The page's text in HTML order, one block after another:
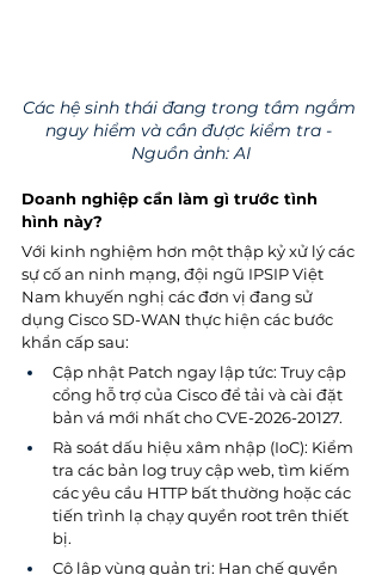
Các hệ sinh thái đang trong tầm ngắm
nguy hiểm và cần được kiểm tra -
Nguồn ảnh: AI
Doanh nghiệp cần làm gì trước tình
hình này?
Với kinh nghiệm hơn một thập kỷ xử lý các
sự cố an ninh mạng, đội ngũ IPSIP Việt
Nam khuyến nghị các đơn vị đang sử
dụng Cisco SD-WAN thực hiện các bước
khẩn cấp sau:
Cập nhật Patch ngay lập tức: Truy cập
cổng hỗ trợ của Cisco để tải và cài đặt
bản vá mới nhất cho CVE-2026-20127.
Rà soát dấu hiệu xâm nhập (IoC): Kiểm
tra các bản log truy cập web, tìm kiếm
các yêu cầu HTTP bất thường hoặc các
tiến trình lạ chạy quyền root trên thiết
bị.
Cô lập vùng quản trị: Hạn chế quyền